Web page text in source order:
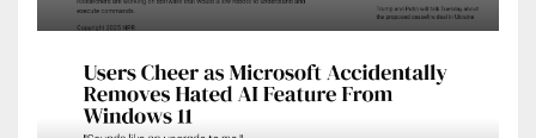
リック ラジオ: WNIJ および
WNIU